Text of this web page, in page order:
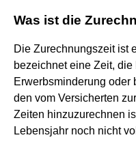
Was ist die
Die Zurechnungszeit ist
bezeichnet eine Zeit,
Erwerbsminderung oder
den vom Versicherten
Zeiten hinzuzurechnen
Lebensjahr noch nicht